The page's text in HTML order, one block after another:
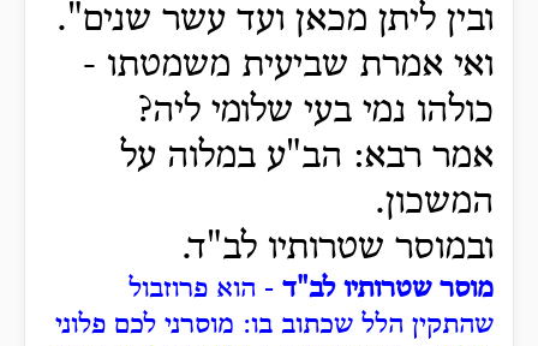
ובין ליתן מכאן ועד עשר שנים".
ואי אמרת שביעית משמטתו -
כולהו נמי בעי שלומי ליה?
אמר רבא: הב"ע במלוה על
המשכון.
ובמוסר שטרותיו לב"ד.
מוסר שטרותיו לב"ד - הוא פרוזבול
שהתקין הלל שכתוב בו: מוסרני לכם פלוני